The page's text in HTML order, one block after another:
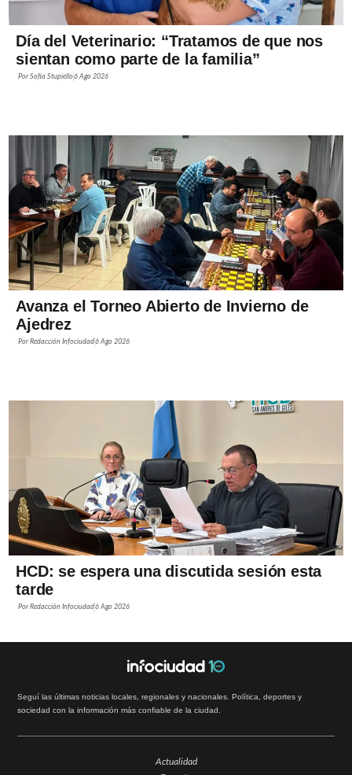
Día del Veterinario: “Tratamos de que nos
sientan como parte de la familia”
PorSofía Stupiello6 Ago 2026
Avanza el Torneo Abierto de Invierno de
Ajedrez
PorRedacción Infociudad6 Ago 2026
HCD: se espera una discutida sesión esta
tarde
PorRedacción Infociudad6 Ago 2026
Seguí las últimas noticias locales, regionales y nacionales. Política, deportes y
sociedad con la información más confiable de la ciudad.
Actualidad